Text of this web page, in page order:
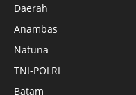
Daerah
Anambas
Natuna
TNI-POLRI
Batam